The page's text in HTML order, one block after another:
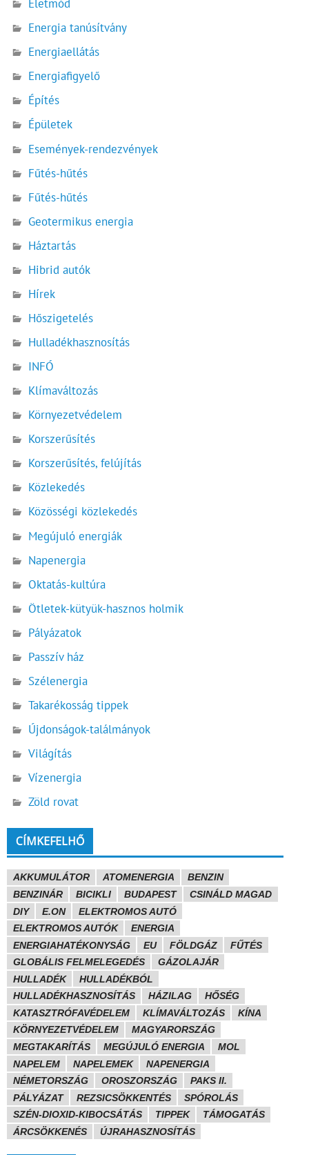
Életmód
Energia tanúsítvány
Energiaellátás
Energiafigyelő
Építés
Épületek
Események-rendezvények
Fűtés-hűtés
Fűtés-hűtés
Geotermikus energia
Háztartás
Hibrid autók
Hírek
Hőszigetelés
Hulladékhasznosítás
INFÓ
Klímaváltozás
Környezetvédelem
Korszerűsítés
Korszerűsítés, felújítás
Közlekedés
Közösségi közlekedés
Megújuló energiák
Napenergia
Oktatás-kultúra
Ötletek-kütyük-hasznos holmik
Pályázatok
Passzív ház
Szélenergia
Takarékosság tippek
Újdonságok-találmányok
Világítás
Vízenergia
Zöld rovat
CÍMKEFELHŐ
AKKUMULÁTOR ATOMENERGIA
BENZIN
BENZINÁR
BICIKLI BUDAPEST
CSINÁLD MAGAD
DIY
E.ON
ELEKTROMOS AUTÓ
ELEKTROMOS AUTÓK
ENERGIA
ENERGIAHATÉKONYSÁG
EU FÖLDGÁZ
FŰTÉS
GLOBÁLIS FELMELEGEDÉS
GÁZOLAJÁR
HULLADÉK
HULLADÉKBÓL
HULLADÉKHASZNOSÍTÁS
HÁZILAG
HŐSÉG
KATASZTRÓFAVÉDELEM
KLÍMAVÁLTOZÁS
KÍNA
KÖRNYEZETVÉDELEM
MAGYARORSZÁG
MEGTAKARÍTÁS
MEGÚJULÓ ENERGIA
MOL
NAPELEM
NAPELEMEK
NAPENERGIA
NÉMETORSZÁG
OROSZORSZÁG
PAKS II.
PÁLYÁZAT
REZSICSÖKKENTÉS
SPÓROLÁS
SZÉN-DIOXID-KIBOCSÁTÁS
TIPPEK
TÁMOGATÁS
ÁRCSÖKKENÉS
ÚJRAHASZNOSÍTÁS